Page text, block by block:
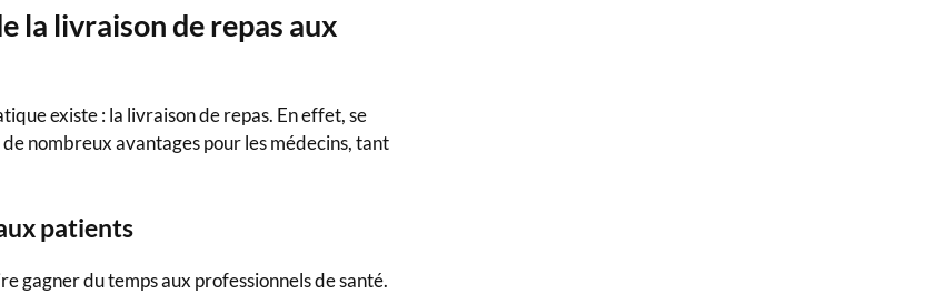
la livraison de repas aux
existe : la livraison de repas. En effet, se
nombreux avantages pour les médecins, tant
patients
gagner du temps aux professionnels de santé.